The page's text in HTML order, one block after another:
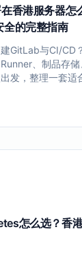
香港服务器怎
全的完整指南
GitLab与CI/CD
、制品存
发，整理一套适
怎么选？香